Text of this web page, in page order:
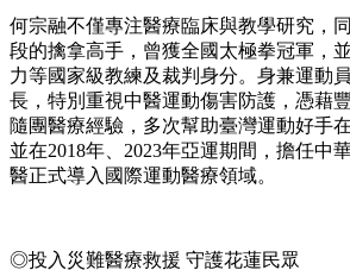
何宗融不僅專注醫療臨床與教學研究，
段的擒拿高手，曾獲全國太極拳冠軍，
力等國家級教練及裁判身分。身兼運動
長，特別重視中醫運動傷害防護，憑藉
隨團醫療經驗，多次幫助臺灣運動好手
並在2018年、2023年亞運期間，擔任中
醫正式導入國際運動醫療領域。
◎投入災難醫療救援 守護花蓮民眾